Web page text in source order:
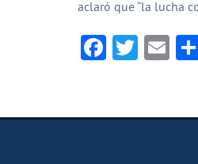
aclaró que “la lucha